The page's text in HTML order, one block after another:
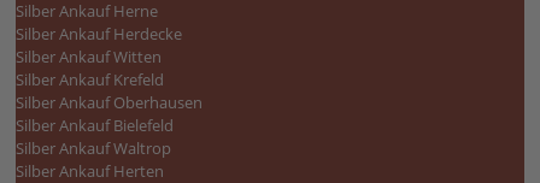
Silber Ankauf Herne
Silber Ankauf Herdecke
Silber Ankauf Witten
Silber Ankauf Krefeld
Silber Ankauf Oberhausen
Silber Ankauf Bielefeld
Silber Ankauf Waltrop
Silber Ankauf Herten